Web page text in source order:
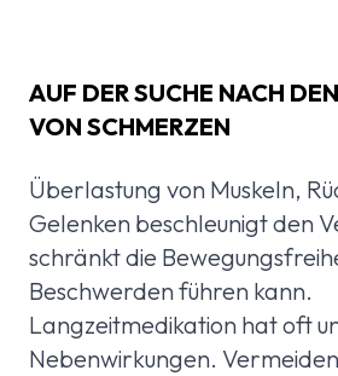
AUF DER SUCHE NACH
VON SCHMERZEN
Überlastung von Muskeln,
Gelenken beschleunigt den
schränkt die
Beschwerden führen kann.
Langzeitmedikation hat oft
Nebenwirkungen.